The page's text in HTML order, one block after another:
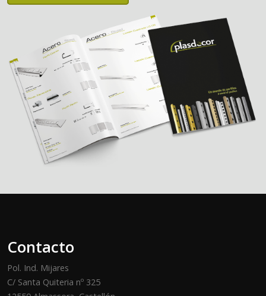
Contacto
Pol. Ind. Mijares
C/ Santa Quiteria nº 325